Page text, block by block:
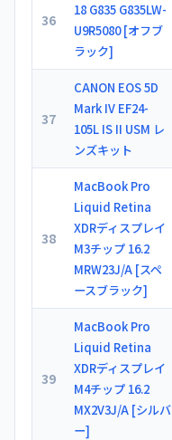
36
18 G835 G835LW-
U9R5080 [オフブ
ラック]
37
CANON EOS 5D
Mark IV EF24-
105L IS II USM レ
ンズキット
38
MacBook Pro
Liquid Retina
XDRディスプレイ
M3チップ 16.2
MRW23J/A [スペ
ースブラック]
39
MacBook Pro
Liquid Retina
XDRディスプレイ
M4チップ 16.2
MX2V3J/A [シルバ
ー]